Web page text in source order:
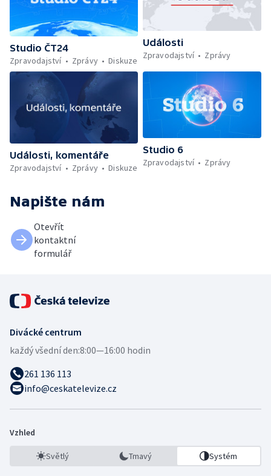
Studio ČT24
Zpravodajství
Zprávy Diskuze
Události
Zpravodajství
Zprávy
Události, komentáře
Zpravodajství
Zprávy Diskuze
Studio 6
Zpravodajství
Zprávy
Napište nám
Otevřít
kontaktní
formulář
Divácké centrum
každý všední den:8:00—16:00 hodin
261 136 113
info@ceskatelevize.cz
Vzhled
Světlý Tmavý Systém